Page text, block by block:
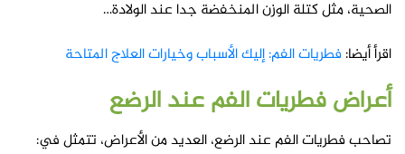
الصحية، مثل كتلة الوزن المنخفضة جدا عند الولادة…
اقرأ أيضا:فطريات الفم: إليك الأسباب وخيارات العلاج المتاحة
أعراضفطريات الفم عند الرضع
تصاحب فطريات الفم عند الرضع، العديد من الأعراض، تتمثل في: